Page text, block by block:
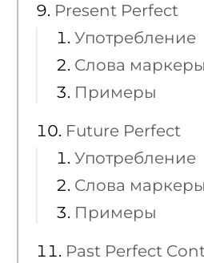
Present Perfect
Употребление
Слова маркеры
Примеры
Future Perfect
Употребление
Слова маркеры
Примеры
Past Perfect